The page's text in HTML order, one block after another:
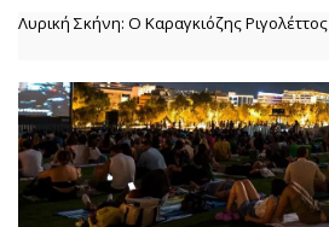
Λυρική Σκήνη: Ο Καραγκιόζης Ριγολέττος